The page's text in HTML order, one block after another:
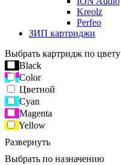
Kreolz
Perfeo
ЗИП картриджи
Выбрать картридж по цвету
Black
Color
Цветной
Cyan
Magenta
Yellow
Развернуть
Выбрать по назначению